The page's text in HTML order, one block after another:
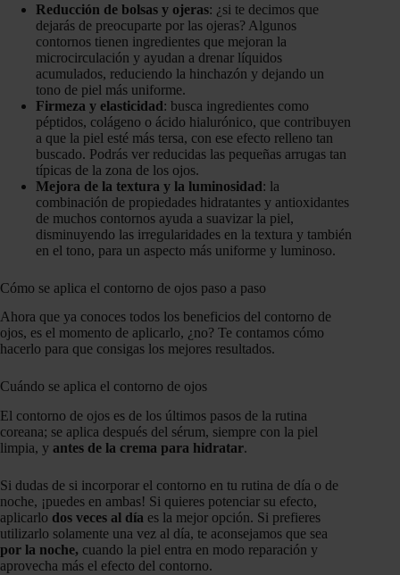
Reducción de bolsas y ojeras: ¿si te decimos que
dejarás de preocuparte por las ojeras? Algunos
contornos tienen ingredientes que mejoran la
microcirculación y ayudan a drenar líquidos
acumulados, reduciendo la hinchazón y dejando un
tono de piel más uniforme.
Firmeza y elasticidad: busca ingredientes como
péptidos, colágeno o ácido hialurónico, que contribuyen
a que la piel esté más tersa, con ese efecto relleno tan
buscado. Podrás ver reducidas las pequeñas arrugas tan
típicas de la zona de los ojos.
Mejora de la textura y la luminosidad: la
combinación de propiedades hidratantes y antioxidantes
de muchos contornos ayuda a suavizar la piel,
disminuyendo las irregularidades en la textura y también
en el tono, para un aspecto más uniforme y luminoso.
Cómo se aplica el contorno de ojos paso a paso
Ahora que ya conoces todos los beneficios del contorno de
ojos, es el momento de aplicarlo, ¿no? Te contamos cómo
hacerlo para que consigas los mejores resultados.
Cuándo se aplica el contorno de ojos
El contorno de ojos es de los últimos pasos de la rutina
coreana; se aplica después del sérum, siempre con la piel
limpia, y antes de la crema para hidratar.
Si dudas de si incorporar el contorno en tu rutina de día o de
noche, ¡puedes en ambas! Si quieres potenciar su efecto,
aplicarlo dos veces al día es la mejor opción. Si prefieres
utilizarlo solamente una vez al día, te aconsejamos que sea
por la noche, cuando la piel entra en modo reparación y
aprovecha más el efecto del contorno.